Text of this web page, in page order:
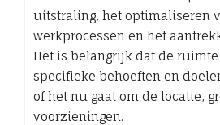
uitstraling, het optimaliseren
werkprocessen en het
Het is belangrijk dat de
specifieke behoeften en
of het nu gaat om de locatie,
voorzieningen.